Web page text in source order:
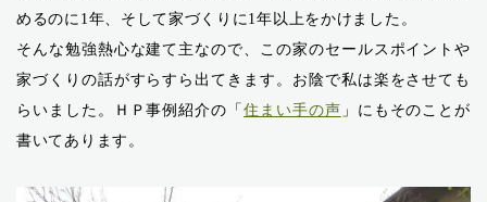
めるのに1年、そして家づくりに1年以上をかけました。
そんな勉強熱心な建て主なので、この家のセールスポイントや
家づくりの話がすらすら出てきます。お陰で私は楽をさせても
らいました。ＨＰ事例紹介の「住まい手の声 」にもそのことが
書いてあります。